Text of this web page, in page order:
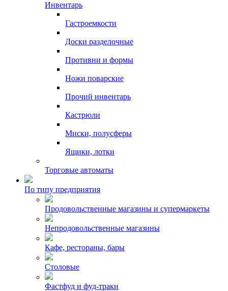
Инвентарь
Гастроемкости
Доски разделочные
Противни и формы
Ножи поварские
Прочий инвентарь
Кастрюли
Миски, полусферы
Ящики, лотки
Торговые автоматы
По типу предприятия
Продовольственные магазины и супермаркеты
Непродовольственные магазины
Кафе, рестораны, бары
Столовые
Фастфуд и фуд-траки